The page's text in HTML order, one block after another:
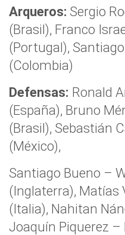
Arqueros: Sergio
(Brasil), Franco
(Portugal),
(Colombia)
Defensas: Ronald
(España), Bruno
(Brasil), Sebastián
(México),
Santiago Bueno –
(Inglaterra), Matías
(Italia), Nahitan
Joaquín Piquerez –